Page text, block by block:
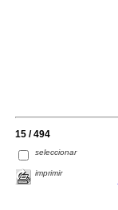
15 / 494
seleccionar
imprimir